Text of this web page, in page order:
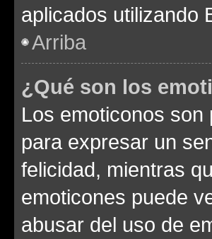
aplicados utilizando
Arriba
¿Qué son los
Los emoticonos
para expresar un
felicidad, mientras
emoticones puede
abusar del uso de